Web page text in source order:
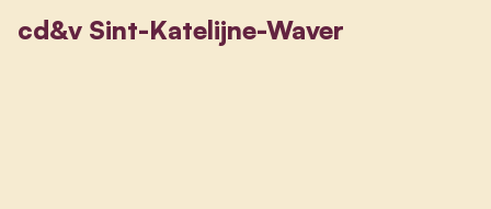
cd&v Sint-Katelijne-Waver